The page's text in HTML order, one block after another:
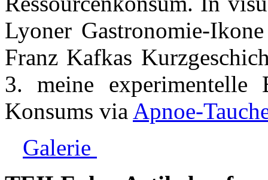
Lyoner Gastronomie-
Franz Kafkas
3. meine experimentelle
Konsums via Apnoe-
Galerie